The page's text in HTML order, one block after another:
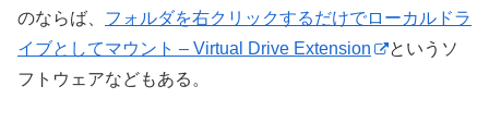
のならば、 フォルダを右クリックするだけでローカルドラ
イブとしてマウント – Virtual Drive Extension
というソ
フトウェアなどもある。